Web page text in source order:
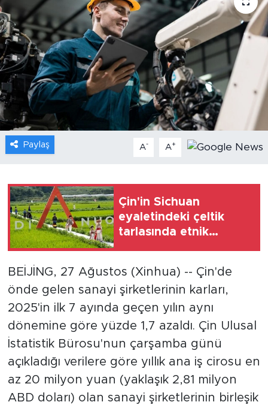
Paylaş A- A+
Çin'in Sichuan
eyaletindeki çeltik
tarlasında etnik
BEİJİNG, 27 Ağustos (Xinhua) -- Çin'de
önde gelen sanayi şirketlerinin karları,
2025'in ilk 7 ayında geçen yılın aynı
dönemine göre yüzde 1,7 azaldı. Çin Ulusal
İstatistik Bürosu'nun çarşamba günü
açıkladığı verilere göre yıllık ana iş cirosu en
az 20 milyon yuan (yaklaşık 2,81 milyon
ABD doları) olan sanayi şirketlerinin birleşik
Bilim ve Teknoloji
Çin Fuarları
Gündem
Video
Sağlık
Xinhua
Xinhua Türkiye
Seyahat